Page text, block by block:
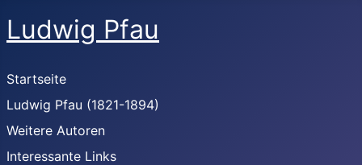
Ludwig Pfau
Startseite
Ludwig Pfau (1821-1894)
Weitere Autoren
Interessante Links